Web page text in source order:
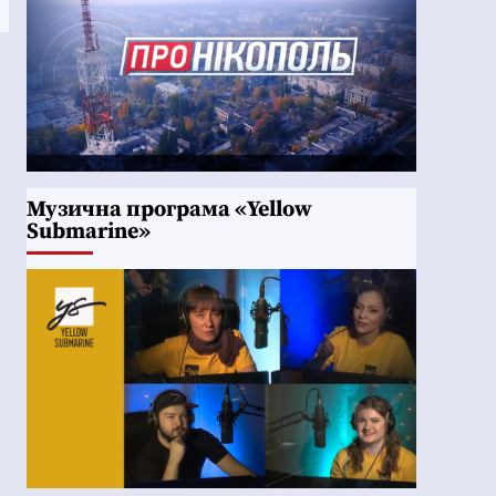
Музична програма «Yellow
Submarine»